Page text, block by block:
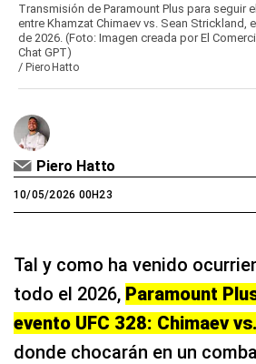
Transmisión de Paramount Plus para seguir
entre Khamzat Chimaev vs. Sean Strickland,
de 2026. (Foto: Imagen creada por El
Chat GPT)
/ Piero Hatto
Piero Hatto
10/05/2026 00H23
Tal y como ha venido
todo el 2026, Paramount
evento UFC 328: Chimaev
donde chocarán en un